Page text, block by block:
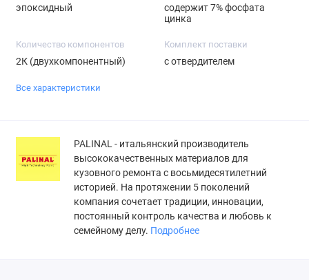
эпоксидный
содержит 7% фосфата
цинка
Количество компонентов
2К (двухкомпонентный)
Комплект поставки
с отвердителем
Все характеристики
PALINAL - итальянский производитель
высококачественных материалов для
кузовного ремонта с восьмидесятилетний
историей. На протяжении 5 поколений
компания сочетает традиции, инновации,
постоянный контроль качества и любовь к
семейному делу. Подробнее